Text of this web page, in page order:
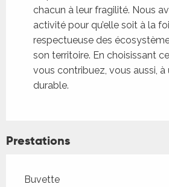
chacun à leur fragilité. Nous
activité pour qu’elle soit à la
respectueuse des
son territoire. En choisissant
vous contribuez, vous aussi,
durable.
Prestations
Buvette